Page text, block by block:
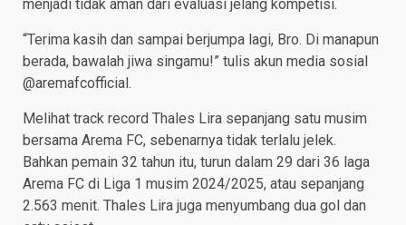
menjadi tidak aman dari evaluasi jelang kompetisi.
“Terima kasih dan sampai berjumpa lagi, Bro. Di manapun
berada, bawalah jiwa singamu!” tulis akun media sosial
@aremafcofficial.
Melihat track record Thales Lira sepanjang satu musim
bersama Arema FC, sebenarnya tidak terlalu jelek.
Bahkan pemain 32 tahun itu, turun dalam 29 dari 36 laga
Arema FC di Liga 1 musim 2024/2025, atau sepanjang
2.563 menit. Thales Lira juga menyumbang dua gol dan